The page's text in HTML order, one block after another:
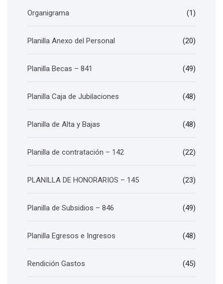
Organigrama (1)
Planilla Anexo del Personal (20)
Planilla Becas – 841 (49)
Planilla Caja de Jubilaciones (48)
Planilla de Alta y Bajas (48)
Planilla de contratación – 142 (22)
PLANILLA DE HONORARIOS – 145 (23)
Planilla de Subsidios – 846 (49)
Planilla Egresos e Ingresos (48)
Rendición Gastos (45)